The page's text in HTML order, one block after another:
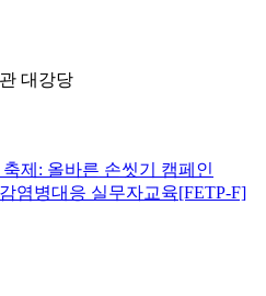
대강당
축제: 올바른 손씻기 캠페인
염병대응 실무자교육[FETP-F]